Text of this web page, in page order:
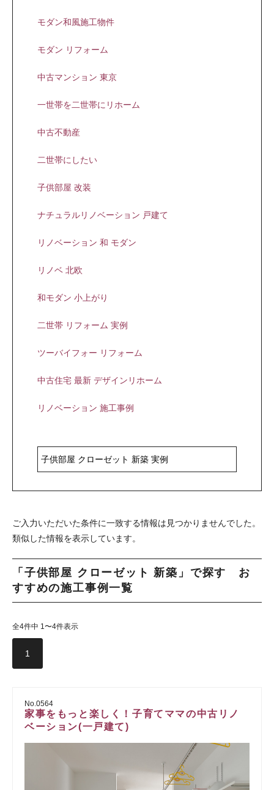
モダン和風施工物件
モダン リフォーム
中古マンション 東京
一世帯を二世帯にリホーム
中古不動産
二世帯にしたい
子供部屋 改装
ナチュラルリノベーション 戸建て
リノベーション 和 モダン
リノベ 北欧
和モダン 小上がり
二世帯 リフォーム 実例
ツーバイフォー リフォーム
中古住宅 最新 デザインリホーム
リノベーション 施工事例
ご入力いただいた条件に一致する情報は見つかりませんでした。
類似した情報を表示しています。
「子供部屋 クローゼット 新築」で探す お
すすめの施工事例一覧
全4件中 1〜4件表示
1
No.0564
家事をもっと楽しく！子育てママの中古リノ
ベーション(一戸建て)